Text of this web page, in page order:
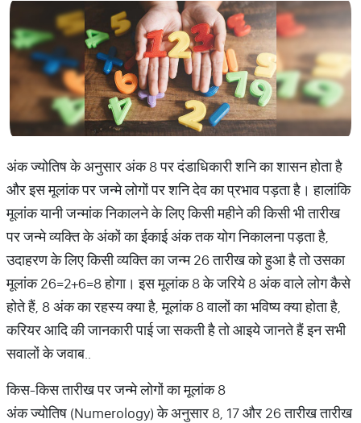
अंक ज्योतिष के अनुसार अंक 8 पर दंडाधिकारी शनि का शासन होता है
और इस मूलांक पर जन्मे लोगों पर शनि देव का प्रभाव पड़ता है। हालांकि
मूलांक यानी जन्मांक निकालने के लिए किसी महीने की किसी भी तारीख
पर जन्मे व्यक्ति के अंकों का ईकाई अंक तक योग निकालना पड़ता है,
उदाहरण के लिए किसी व्यक्ति का जन्म 26 तारीख को हुआ है तो उसका
मूलांक 26=2+6=8 होगा। इस मूलांक 8 के जरिये 8 अंक वाले लोग कैसे
होते हैं, 8 अंक का रहस्य क्या है, मूलांक 8 वालों का भविष्य क्या होता है,
करियर आदि की जानकारी पाई जा सकती है तो आइये जानते हैं इन सभी
सवालों के जवाब..
किस-किस तारीख पर जन्मे लोगों का मूलांक 8
अंक ज्योतिष (Numerology) के अनुसार 8, 17 और 26 तारीख तारीख